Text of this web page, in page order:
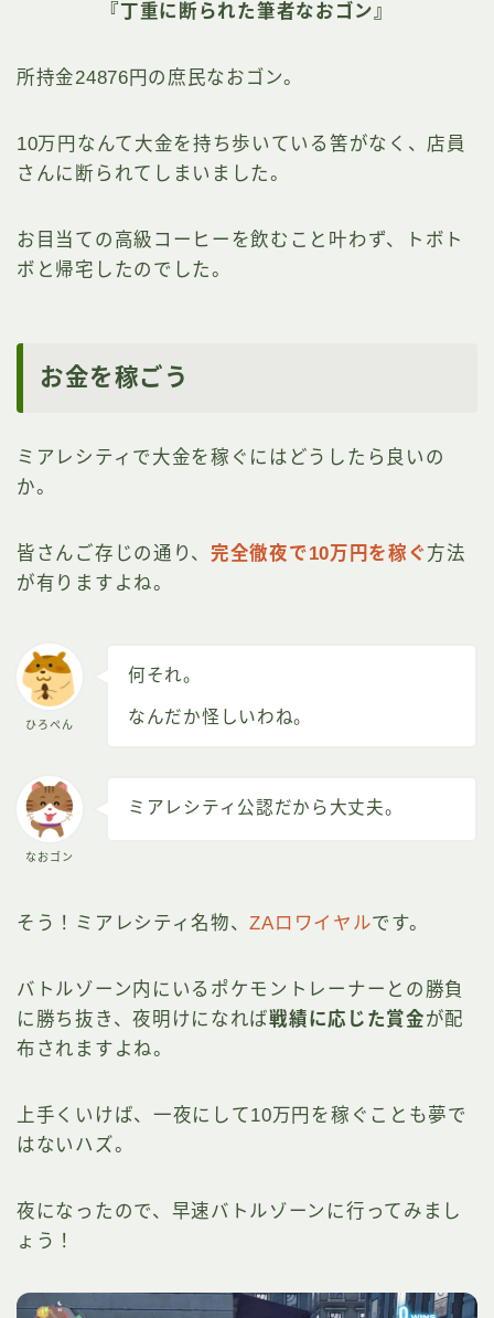
『丁重に断られた筆者なおゴン』
所持金24876円の庶民なおゴン。
10万円なんて大金を持ち歩いている筈がなく、店員
さんに断られてしまいました。
お目当ての高級コーヒーを飲むこと叶わず、トボト
ボと帰宅したのでした。
お金を稼ごう
ミアレシティで大金を稼ぐにはどうしたら良いの
か。
皆さんご存じの通り、 完全徹夜で10万円を稼ぐ方法
が有りますよね。
ひろぺん
何それ。
なんだか怪しいわね。
なおゴン
ミアレシティ公認だから大丈夫。
そう！ミアレシティ名物、ZAロワイヤルです。
バトルゾーン内にいるポケモントレーナーとの勝負
に勝ち抜き、夜明けになれば戦績に応じた賞金が配
布されますよね。
上手くいけば、一夜にして10万円を稼ぐことも夢で
はないハズ。
夜になったので、早速バトルゾーンに行ってみまし
ょう！